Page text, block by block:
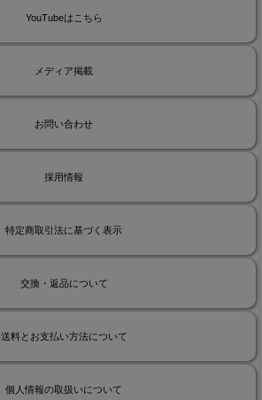
YouTubeはこちら
メディア掲載
お問い合わせ
採用情報
特定商取引法に基づく表示
交換・返品について
送料とお支払い方法について
個人情報の取扱いについて